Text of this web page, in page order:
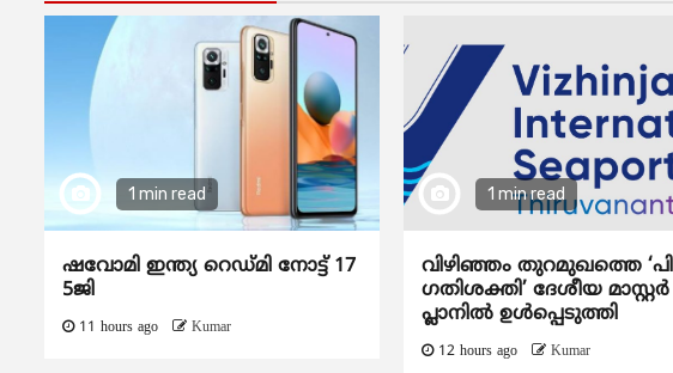
1 min read
ഷവോമി ഇന്ത്യ റെഡ്മി നോട്ട് 17
5ജി
11 hours ago Kumar
1 min read
വിഴിഞ്ഞം തുറമുഖത്തെ
ഗതിശക്തി’ ദേശീയ മാസ്റ്റർ
പ്ലാനിൽ ഉൾപ്പെടുത്തി
12 hours ago Kumar